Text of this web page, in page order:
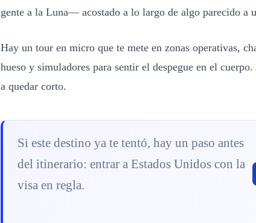
gente a la Luna— acostado a lo largo de algo parecido a
Hay un tour en micro que te mete en zonas operativas,
hueso y simuladores para sentir el despegue en el
a quedar corto.
Si este destino ya te tentó, hay un paso antes
del itinerario: entrar a Estados Unidos con la
visa en regla.